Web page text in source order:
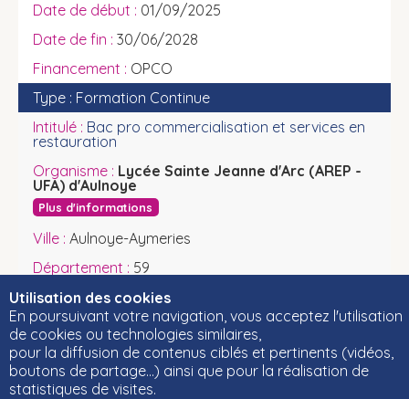
Utilisation des cookies
En poursuivant votre navigation, vous acceptez l'utilisation
de cookies ou technologies similaires,
pour la diffusion de contenus ciblés et pertinents (vidéos,
boutons de partage…) ainsi que pour la réalisation de
statistiques de visites.
01/09/2025
30/06/2028
OPCO
Formation Continue
Bac pro commercialisation et services en
restauration
Lycée Sainte Jeanne d'Arc (AREP -
UFA) d'Aulnoye
Plus d'informations
Aulnoye-Aymeries
59
02/09/2024
30/06/2027
OPCO
Formation Continue